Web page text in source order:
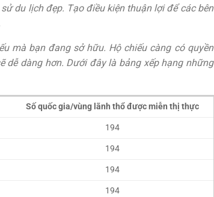
du lịch đẹp. Tạo điều kiện thuận lợi để các bên
mà bạn đang sở hữu. Hộ chiếu càng có quyền
dễ dàng hơn. Dưới đây là bảng xếp hạng những
Số quốc gia/vùng lãnh thổ được miễn thị thực
194
194
194
194